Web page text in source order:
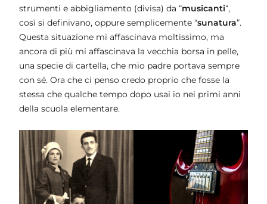
strumenti e abbigliamento (divisa) da “musicanti“,
così si definivano, oppure semplicemente “sunatura”.
Questa situazione mi affascinava moltissimo, ma
ancora di più mi affascinava la vecchia borsa in pelle,
una specie di cartella, che mio padre portava sempre
con sé. Ora che ci penso credo proprio che fosse la
stessa che qualche tempo dopo usai io nei primi anni
della scuola elementare.